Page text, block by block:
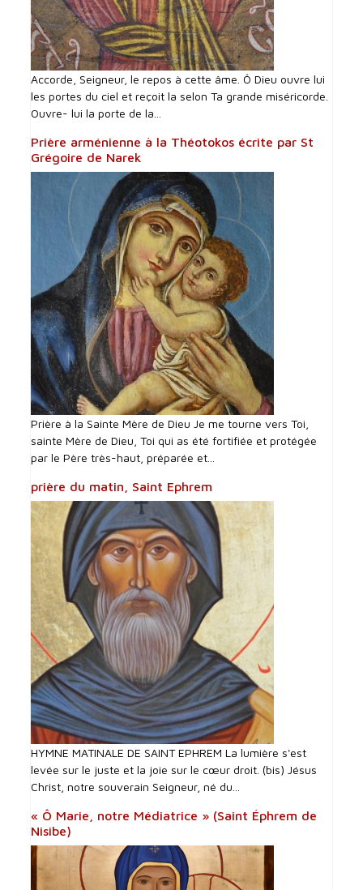
Accorde, Seigneur, le repos à cette âme. Ô Dieu ouvre lui
les portes du ciel et reçoit la selon Ta grande miséricorde.
Ouvre- lui la porte de la...
Prière arménienne à la Théotokos écrite par St
Grégoire de Narek
Prière à la Sainte Mère de Dieu Je me tourne vers Toi,
sainte Mère de Dieu, Toi qui as été fortifiée et protégée
par le Père très-haut, préparée et...
prière du matin, Saint Ephrem
HYMNE MATINALE DE SAINT EPHREM La lumière s'est
levée sur le juste et la joie sur le cœur droit. (bis) Jésus
Christ, notre souverain Seigneur, né du...
« Ô Marie, notre Médiatrice » (Saint Éphrem de
Nisibe)